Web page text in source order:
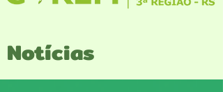
Notícias